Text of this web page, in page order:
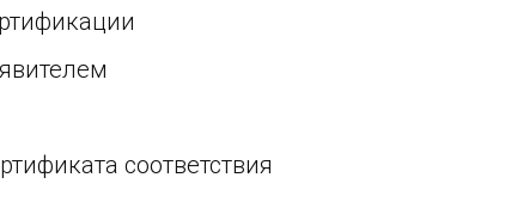
соответствия